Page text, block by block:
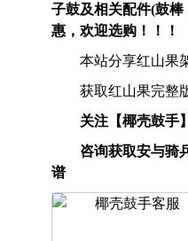
子鼓及相关配件(鼓
惠，欢迎选购！！！
本站分享红山果
获取红山果完整
关注【椰壳鼓手
咨询获取安与骑
谱